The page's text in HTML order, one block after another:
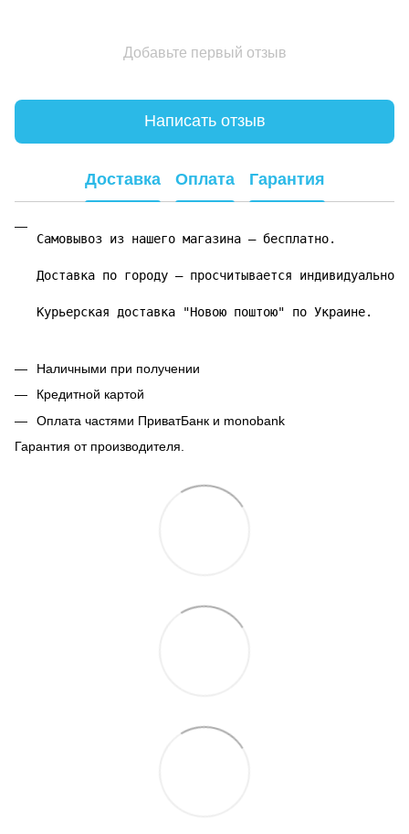
Добавьте первый отзыв
Написать отзыв
Доставка Оплата Гарантия
Самовывоз из нашего магазина – бесплатно.
Доставка по городу – просчитывается индивидуально.
Курьерская доставка "Новою поштою" по Украине.
Наличными при получении
Кредитной картой
Оплата частями ПриватБанк и monobank
Гарантия от производителя.